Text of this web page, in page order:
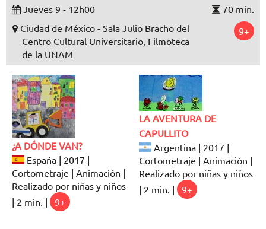
Jueves 9 - 12h00
70 min.
Ciudad de México - Sala Julio Bracho del
Centro Cultural Universitario, Filmoteca
de la UNAM
9+
¿A DÓNDE VAN?
España | 2017 |
Cortometraje | Animación |
Realizado por niñas y niños
| 2 min. |
9+
LA AVENTURA DE
CAPULLITO
Argentina | 2017 |
Cortometraje | Animación |
Realizado por niñas y niños
| 2 min. |
9+